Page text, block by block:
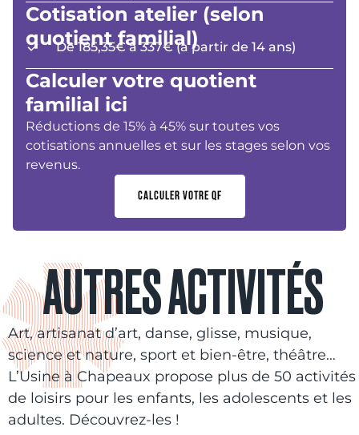
Cotisation atelier (selon
quotient familial)
De 185,35€ à 337€ (à partir de 14 ans)
Calculer votre quotient
familial ici
Réductions de 15% à 45% sur toutes vos
cotisations annuelles et sur les stages selon vos
revenus.
CALCULER VOTRE QF
AUTRES ACTIVITÉS
Art, artisanat d’art, danse, glisse, musique,
science et nature, sport et bien-être, théâtre…
L’Usine à Chapeaux propose plus de 50 activités
de loisirs pour les enfants, les adolescents et les
adultes. Découvrez-les !